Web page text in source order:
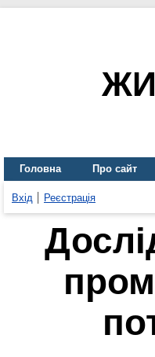
Головна Про сайт
Вхід Реєстрація